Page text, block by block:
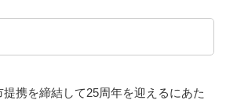
携を締結して25周年を迎えるにあた